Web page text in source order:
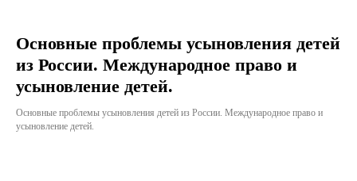
Основные проблемы усыновления детей
из России. Международное право и
усыновление детей.
Основные проблемы усыновления детей из России. Международное право и
усыновление детей.